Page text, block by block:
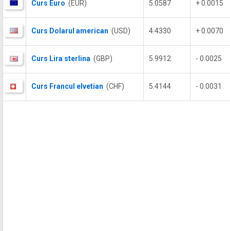
Curs Euro (EUR) 5.0587 + 0.0015
Curs Dolarul american (USD) 4.4330 + 0.0070
Curs Lira sterlina (GBP) 5.9912 - 0.0025
Curs Francul elvetian (CHF) 5.4144 - 0.0031